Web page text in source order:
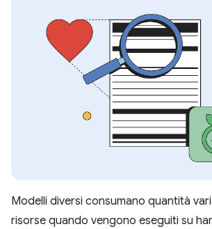
Modelli diversi consumano quantità
risorse quando vengono eseguiti su